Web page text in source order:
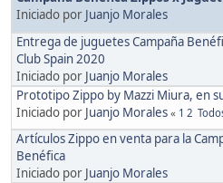
Iniciado por Juanjo Morales
Entrega de juguetes Campaña
Club Spain 2020
Iniciado por Juanjo Morales
Prototipo Zippo by Mazzi Miura, en
Iniciado por Juanjo Morales « 1 2
Artículos Zippo en venta para la
Benéfica
Iniciado por Juanjo Morales